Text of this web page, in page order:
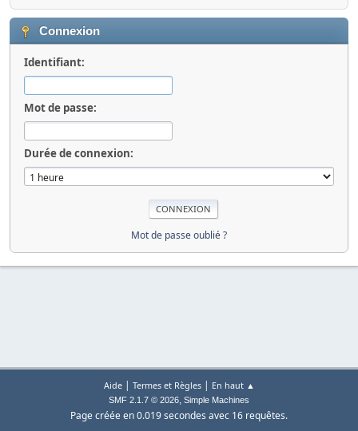
Connexion
Identifiant:
Mot de passe:
Durée de connexion:
Mot de passe oublié ?
Aide| Termes et Règles| En haut ▲
SMF 2.1.7 © 2026, Simple Machines
Page créée en 0.019 secondes avec 16 requêtes.